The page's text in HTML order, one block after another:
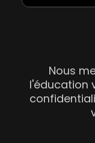
Nous
l'éducation